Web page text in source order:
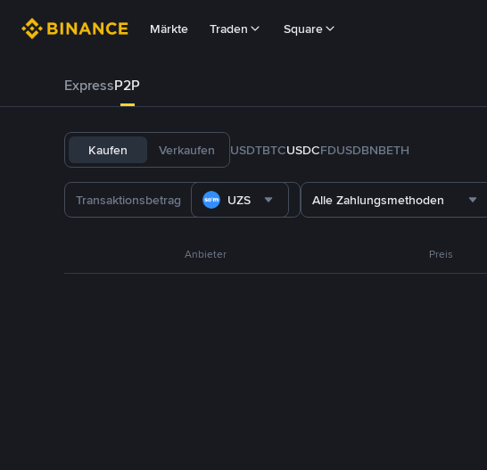
Märkte Traden Square
ExpressP2P
Kaufen Verkaufen USDTBTCUSDCFDUSDBNBETH
UZS Alle Zahlungsmethoden
Anbieter Preis